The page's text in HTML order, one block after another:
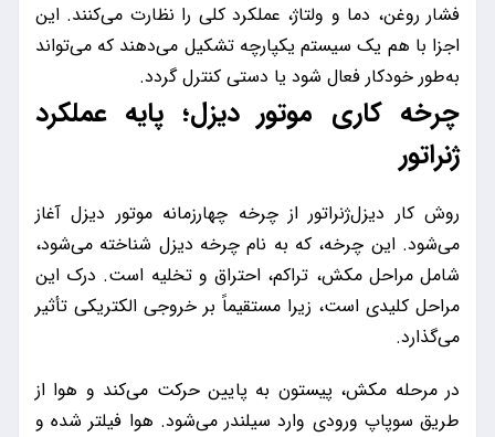
فشار روغن، دما و ولتاژ، عملکرد کلی را نظارت می‌کنند. این
اجزا با هم یک سیستم یکپارچه تشکیل می‌دهند که می‌تواند
به‌طور خودکار فعال شود یا دستی کنترل گردد.
چرخه کاری موتور دیزل؛ پایه عملکرد
ژنراتور
روش کار دیزل‌ژنراتور از چرخه چهارزمانه موتور دیزل آغاز
می‌شود. این چرخه، که به نام چرخه دیزل شناخته می‌شود،
شامل مراحل مکش، تراکم، احتراق و تخلیه است. درک این
مراحل کلیدی است، زیرا مستقیماً بر خروجی الکتریکی تأثیر
می‌گذارد.
در مرحله مکش، پیستون به پایین حرکت می‌کند و هوا از
طریق سوپاپ ورودی وارد سیلندر می‌شود. هوا فیلتر شده و